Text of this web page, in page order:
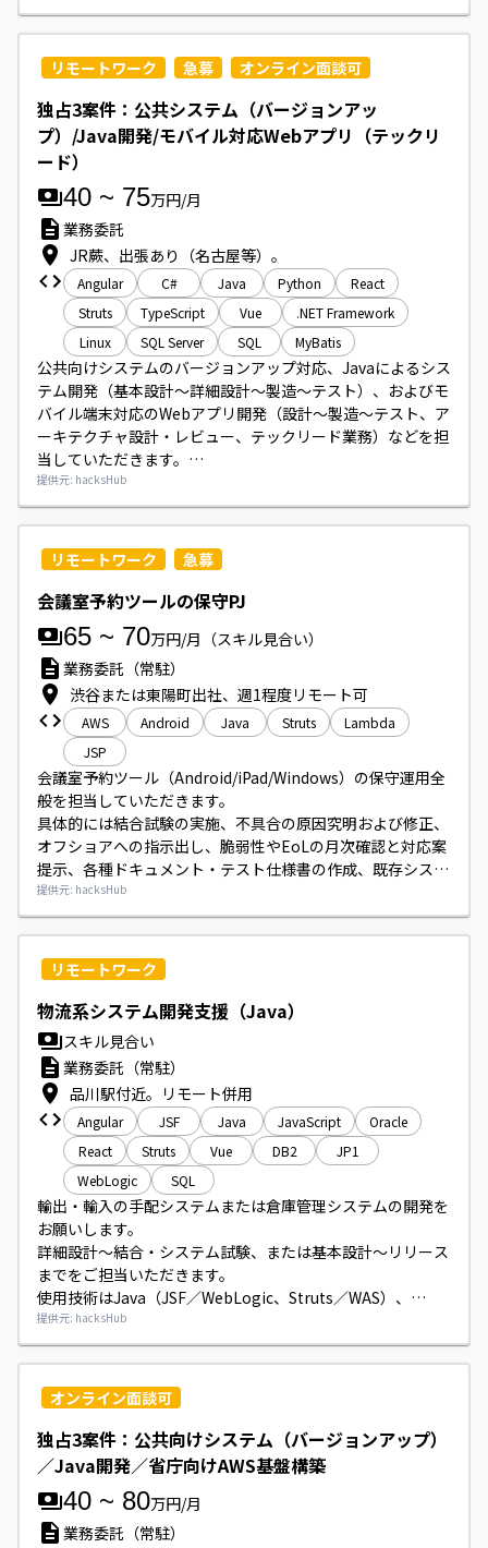
リモートワーク 急募 オンライン面談可
独占3案件：公共システム（バージョンアッ
プ）/Java開発/モバイル対応Webアプリ（テックリ
ード）
40 ~ 75万円/月
業務委託
JR蕨、出張あり（名古屋等）。
Angular C# Java Python
React
Struts
TypeScript Vue
.NET Framework
Linux
SQL Server SQL MyBatis
公共向けシステムのバージョンアップ対応、Javaによるシス
テム開発（基本設計～詳細設計～製造～テスト）、およびモ
バイル端末対応のWebアプリ開発（設計～製造～テスト、ア
ーキテクチャ設計・レビュー、テックリード業務）などを担
当していただきます。
出張対応やマニュアル作成、操作説明などの業務が発生する
場合があります。
提供元: hacksHub
リモートワーク 急募
会議室予約ツールの保守PJ
65 ~ 70万円/月 （スキル見合い）
業務委託（常駐）
渋谷または東陽町出社、週1程度リモート可
AWS Android Java Struts
Lambda
JSP
会議室予約ツール（Android/iPad/Windows）の保守運用全
般を担当していただきます。
具体的には結合試験の実施、不具合の原因究明および修正、
オフショアへの指示出し、脆弱性やEoLの月次確認と対応案
提示、各種ドキュメント・テスト仕様書の作成、既存システ
ムの改善提案や開発メンバーへの指示出し等を行っていただ
きます。
開発環境はJava（Struts、JSP）、Android（Java）、.NET
MAUI、AWS等です。
提供元: hacksHub
リモートワーク
物流系システム開発支援（Java）
スキル見合い
業務委託（常駐）
品川駅付近。リモート併用
Angular JSF Java JavaScript
Oracle
React
Struts Vue DB2
JP1
WebLogic
SQL
輸出・輸入の手配システムまたは倉庫管理システムの開発を
お願いします。
詳細設計～結合・システム試験、または基本設計～リリース
までをご担当いただきます。
使用技術はJava（JSF／WebLogic、Struts／WAS）、
JavaScriptフレームワーク（React、Vue、Angular等）、
DBはOracle／DB2、帳票はiWFM／SVF／OPRO、その他
AsteriaやJP1などです。
提供元: hacksHub
オンライン面談可
独占3案件：公共向けシステム（バージョンアップ）
／Java開発／省庁向けAWS基盤構築
40 ~ 80万円/月
業務委託（常駐）